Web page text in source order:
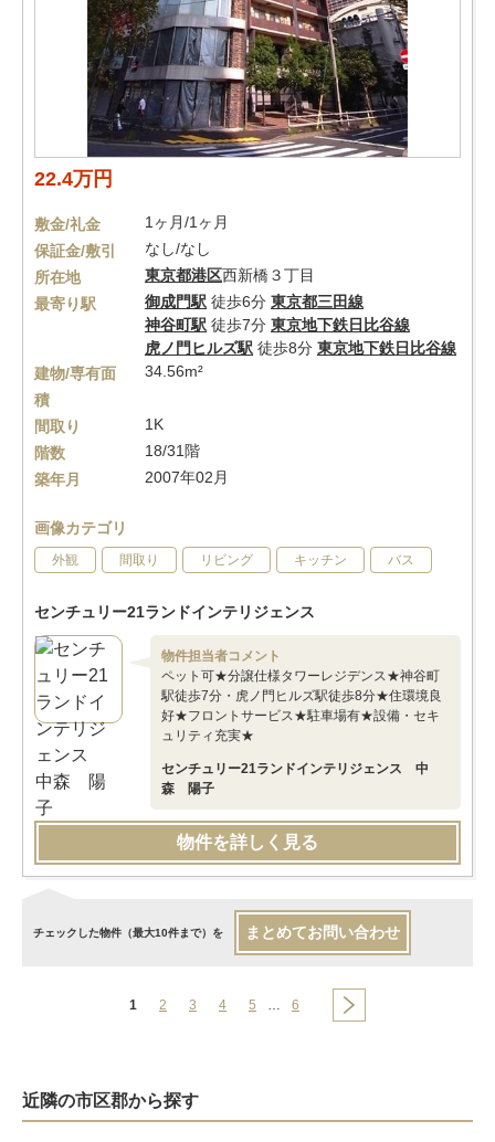
22.4万円
敷金/礼金
1ヶ月/1ヶ月
保証金/敷引
なし/なし
所在地
東京都港区西新橋３丁目
最寄り駅
御成門駅 徒歩6分 東京都三田線
神谷町駅 徒歩7分 東京地下鉄日比谷線
虎ノ門ヒルズ駅 徒歩8分 東京地下鉄日比谷線
建物/専有面
積
34.56m²
間取り
1K
階数
18/31階
築年月
2007年02月
画像カテゴリ
外観 間取り リビング キッチン バス
センチュリー21ランドインテリジェンス
物件担当者コメント
ペット可★分譲仕様タワーレジデンス★神谷町
駅徒歩7分・虎ノ門ヒルズ駅徒歩8分★住環境良
好★フロントサービス★駐車場有★設備・セキ
ュリティ充実★
センチュリー21ランドインテリジェンス 中
森 陽子
物件を詳しく見る
チェックした物件（最大10件まで）を まとめてお問い合わせ
1 2 3 4 5 … 6
近隣の市区郡から探す